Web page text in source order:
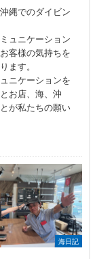
縄でのダイビン
ュニケーション
客様の気持ちを
ます。
ニケーションを
お店、海、沖
が私たちの願い
海日記